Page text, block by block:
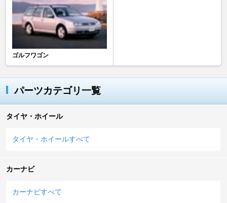
ゴルフワゴン
パーツカテゴリ一覧
タイヤ・ホイール
タイヤ・ホイールすべて
カーナビ
カーナビすべて